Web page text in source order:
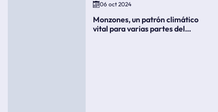
06 oct 2024
Monzones, un patrón climático
vital para varias partes del